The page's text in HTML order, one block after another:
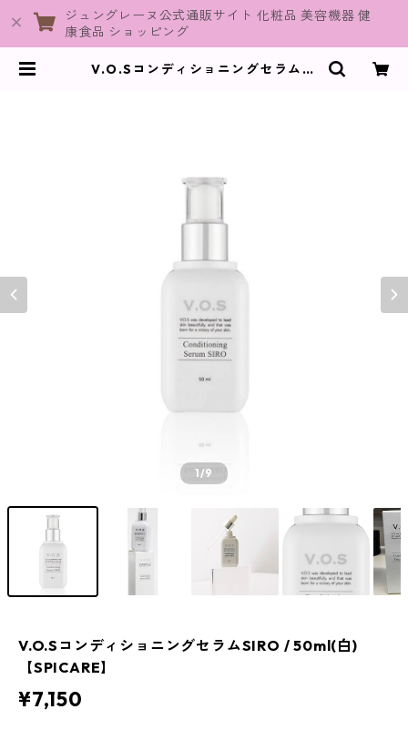
ジュングレーヌ公式通販サイト 化粧品 美容機器 健
康食品 ショッピング
V.O.SコンディショニングセラムSI
1/9
V.O.SコンディショニングセラムSIRO / 50ml(白)
【SPICARE】
¥7,150